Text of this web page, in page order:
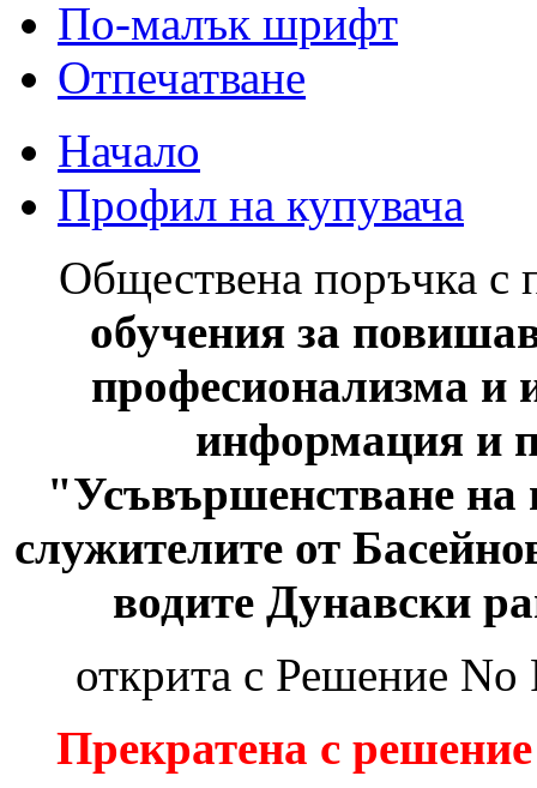
По-малък шрифт
Отпечатване
Начало
Профил на купувача
Обществена поръчка с
обучения за
професионализма и
информация и
"Усъвършенстване на
служителите от
водите Дунавски
открита с Решение No
Прекратена с